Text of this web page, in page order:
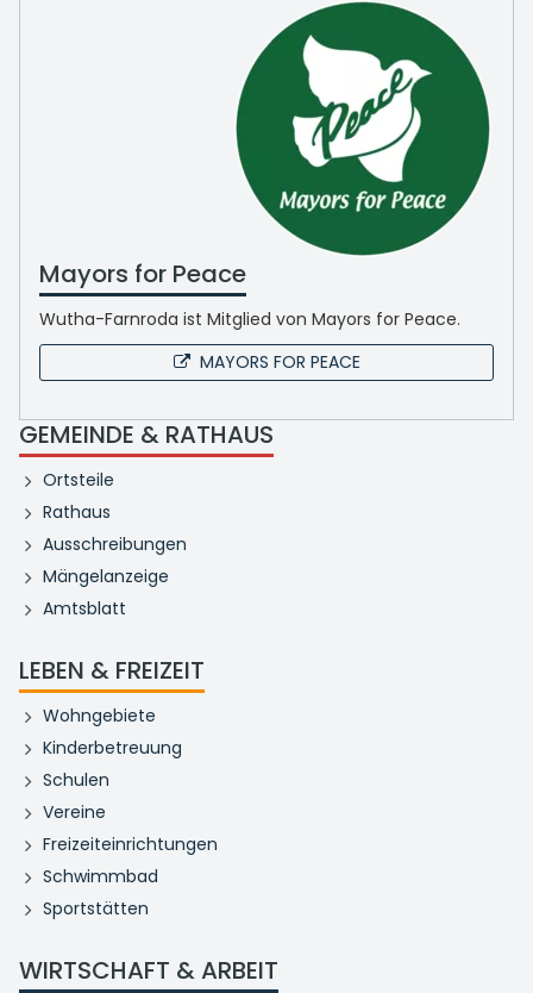
Mayors for Peace
Wutha-Farnroda ist Mitglied von Mayors for Peace.
MAYORS FOR PEACE
GEMEINDE & RATHAUS
Ortsteile
Rathaus
Ausschreibungen
Mängelanzeige
Amtsblatt
LEBEN & FREIZEIT
Wohngebiete
Kinderbetreuung
Schulen
Vereine
Freizeiteinrichtungen
Schwimmbad
Sportstätten
WIRTSCHAFT & ARBEIT